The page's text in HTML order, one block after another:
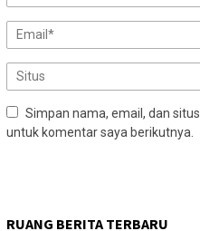
Simpan nama, email, dan
untuk komentar saya berikutnya.
RUANG BERITA TERBARU